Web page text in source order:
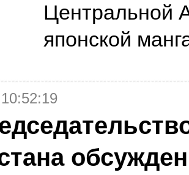
Центральной
японской
10:52:19